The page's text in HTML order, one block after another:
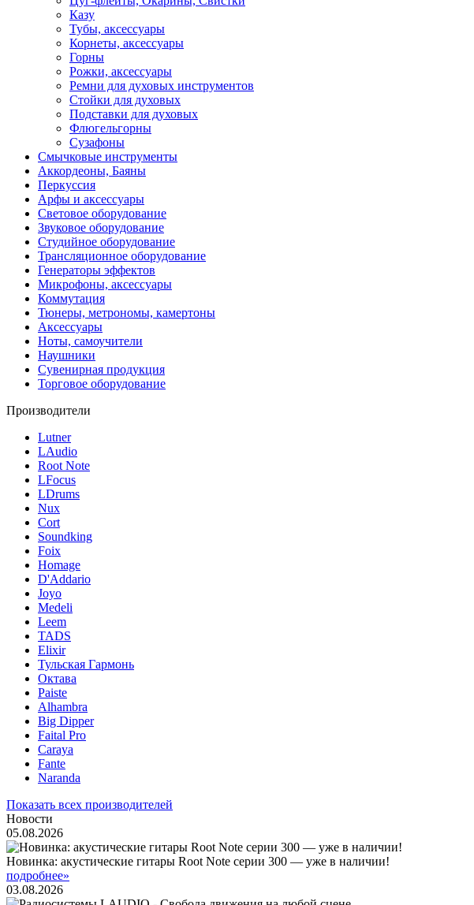
Казу
Тубы, аксессуары
Корнеты, аксессуары
Горны
Рожки, аксессуары
Ремни для духовых инструментов
Стойки для духовых
Подставки для духовых
Флюгельгорны
Сузафоны
Смычковые инструменты
Аккордеоны, Баяны
Перкуссия
Арфы и аксессуары
Световое оборудование
Звуковое оборудование
Студийное оборудование
Трансляционное оборудование
Генераторы эффектов
Микрофоны, аксессуары
Коммутация
Тюнеры, метрономы, камертоны
Аксессуары
Ноты, самоучители
Наушники
Сувенирная продукция
Торговое оборудование
Производители
Lutner
LAudio
Root Note
LFocus
LDrums
Nux
Cort
Soundking
Foix
Homage
D'Addario
Joyo
Medeli
Leem
TADS
Elixir
Тульская Гармонь
Октава
Paiste
Alhambra
Big Dipper
Faital Pro
Caraya
Fante
Naranda
Показать всех производителей
Новости
05.08.2026
Новинка: акустические гитары Root Note серии 300 — уже в наличии!
подробнее»
03.08.2026